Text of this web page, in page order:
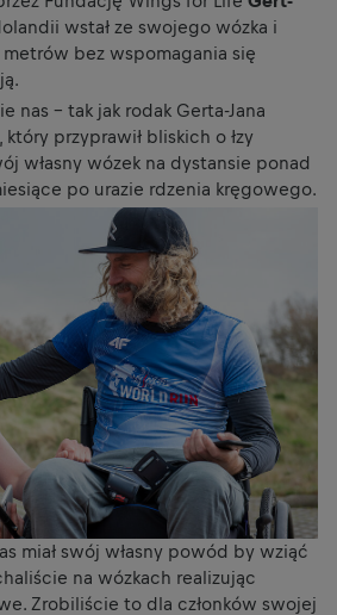
wstał ze swojego wózka i
metrów bez wspomagania się
nas – tak jak rodak Gerta-Jana
, który przyprawił bliskich o łzy
własny wózek na dystansie ponad
po urazie rdzenia kręgowego.
miał swój własny powód by wziąć
na wózkach realizując
Zrobiliście to dla członków swojej